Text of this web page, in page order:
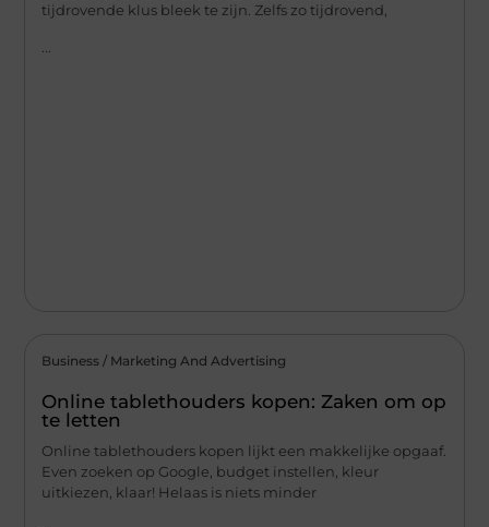
tijdrovende klus bleek te zijn. Zelfs zo tijdrovend,
Business / Marketing And Advertising
Online tablethouders kopen: Zaken om op
te letten
Online tablethouders kopen lijkt een makkelijke opgaaf.
Even zoeken op Google, budget instellen, kleur
uitkiezen, klaar! Helaas is niets minder